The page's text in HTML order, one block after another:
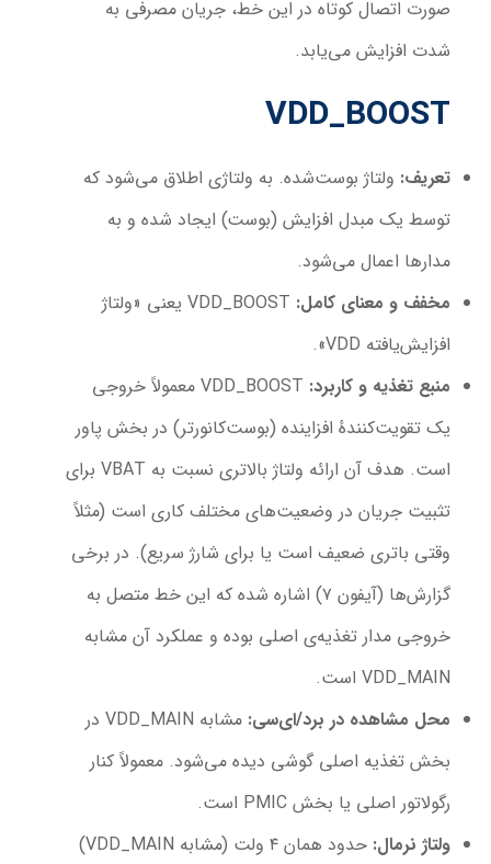
صورت اتصال کوتاه در این خط، جریان مصرفی به
شدت افزایش می‌یابد.
VDD_BOOST
تعریف: ولتاژ بوست‌شده. به ولتاژی اطلاق می‌شود که
توسط یک مبدل افزایش (بوست) ایجاد شده و به
مدارها اعمال می‌شود.
مخفف و معنای کامل:
VDD_BOOST یعنی «ولتاژ
افزایش‌یافته VDD».
منبع تغذیه و کاربرد:
VDD_BOOST معمولاً خروجی
یک تقویت‌کنندهٔ افزاینده (بوست‌کانورتر) در بخش پاور
است. هدف آن ارائه ولتاژ بالاتری نسبت به VBAT برای
تثبیت جریان در وضعیت‌های مختلف کاری است (مثلاً
وقتی باتری ضعیف است یا برای شارژ سریع). در برخی
گزارش‌ها (آیفون ۷) اشاره شده که این خط متصل به
خروجی مدار تغذیه‌ی اصلی بوده و عملکرد آن مشابه
VDD_MAIN است.
محل مشاهده در برد/ای‌سی:
مشابه VDD_MAIN در
بخش تغذیه اصلی گوشی دیده می‌شود. معمولاً کنار
رگولاتور اصلی یا بخش PMIC است.
ولتاژ نرمال:
حدود همان ۴ ولت (مشابه VDD_MAIN)